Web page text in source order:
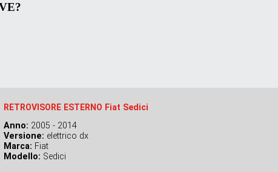
RETROVISORE ESTERNO Fiat Sedici
Anno: 2005 - 2014
Versione: elettrico dx
Marca: Fiat
Modello: Sedici